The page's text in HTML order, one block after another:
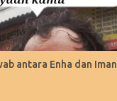
antara Enha dan Iman